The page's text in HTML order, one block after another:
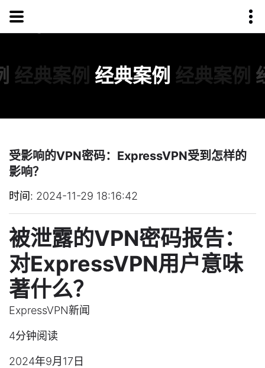
经典案例 经典案例 经典案例
受影响的VPN密码：ExpressVPN受到怎样的
影响？
时间 2024-11-29 18:16:42
被泄露的VPN密码报告：
对ExpressVPN用户意味
著什么？
ExpressVPN新闻
4分钟阅读
2024年9月17日